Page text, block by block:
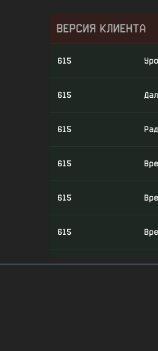
ВЕРСИЯ КЛИЕНТА
615
615
615
615
615
615
615